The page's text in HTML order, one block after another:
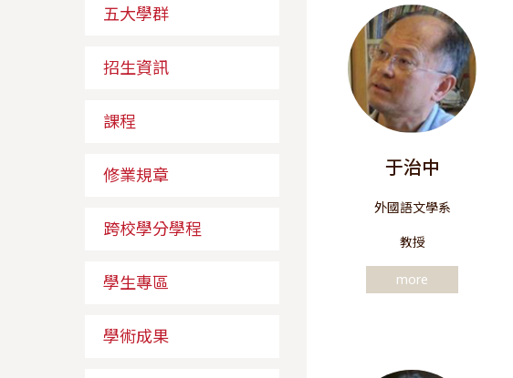
五大學群
招生資訊
課程
修業規章
跨校學分學程
學生專區
學術成果
于治中
外國語文學系
教授
more